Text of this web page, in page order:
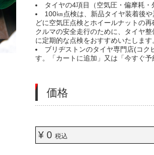
タイヤの4項目（空気圧・偏摩耗・
100㎞点検は、新品タイヤ装着後
どに空気圧点検とホイールナットの再
クルマの安全走行のために、タイヤ
に定期的な点検をおすすめいたします
ブリヂストンのタイヤ専門店(コ
す。「カートに追加」又は「今すぐ予
価格
¥ 0税込